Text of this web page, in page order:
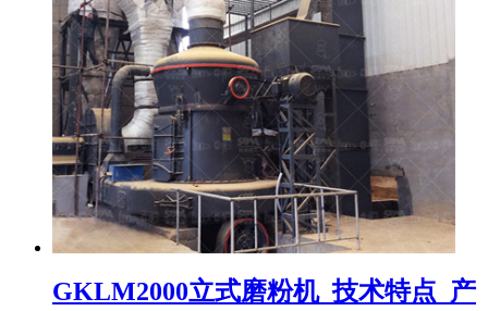
GKLM2000立式磨粉机_技术特点_产